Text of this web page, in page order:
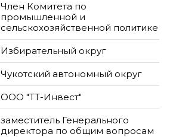
Член Комитета по
промышленной и
сельскохозяйственной политике
Избирательный округ
Чукотский автономный округ
ООО "ТТ-Инвест"
заместитель Генерального
директора по общим вопросам